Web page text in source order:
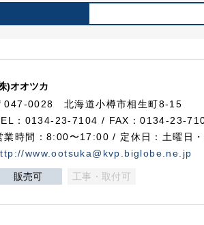
)オオツカ
047-0028 北海道小樽市相生町8-15
：0134-23-7104 / FAX：0134-23-
業時間：8:00〜17:00 / 定休日：土曜日・
www.ootsuka@kvp.biglobe.ne.jp
販売可 工事・取付可